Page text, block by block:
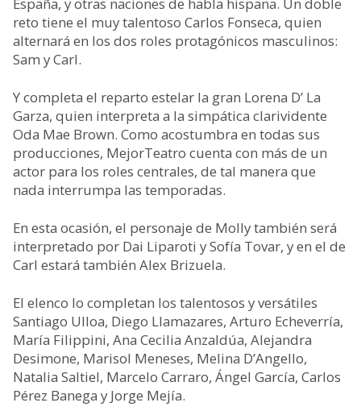
reto tiene el muy talentoso Carlos Fonseca, quien
alternará en los dos roles protagónicos masculinos:
Sam y Carl.
Y completa el reparto estelar la gran Lorena D’ La
Garza, quien interpreta a la simpática clarividente
Oda Mae Brown. Como acostumbra en todas sus
producciones, MejorTeatro cuenta con más de un
actor para los roles centrales, de tal manera que
nada interrumpa las temporadas.
En esta ocasión, el personaje de Molly también será
interpretado por Dai Liparoti y Sofía Tovar, y en el de
Carl estará también Alex Brizuela.
El elenco lo completan los talentosos y versátiles
Santiago Ulloa, Diego Llamazares, Arturo Echeverría,
María Filippini, Ana Cecilia Anzaldúa, Alejandra
Desimone, Marisol Meneses, Melina D’Angello,
Natalia Saltiel, Marcelo Carraro, Ángel García, Carlos
Pérez Banega y Jorge Mejía.